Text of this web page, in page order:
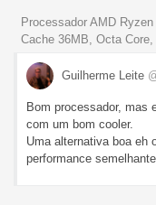
Processador AMD
Cache 36MB, Octa
Guilherme Leite
Bom processador, mas
com um bom cooler.
Uma alternativa boa eh
performance